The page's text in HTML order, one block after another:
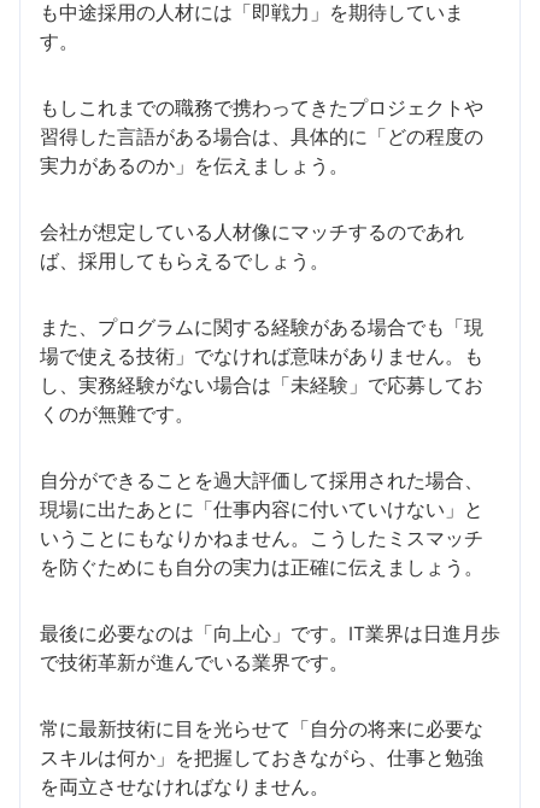
も中途採用の人材には「即戦力」を期待していま
す。
もしこれまでの職務で携わってきたプロジェクトや
習得した言語がある場合は、具体的に「どの程度の
実力があるのか」を伝えましょう。
会社が想定している人材像にマッチするのであれ
ば、採用してもらえるでしょう。
また、プログラムに関する経験がある場合でも「現
場で使える技術」でなければ意味がありません。も
し、実務経験がない場合は「未経験」で応募してお
くのが無難です。
自分ができることを過大評価して採用された場合、
現場に出たあとに「仕事内容に付いていけない」と
いうことにもなりかねません。こうしたミスマッチ
を防ぐためにも自分の実力は正確に伝えましょう。
最後に必要なのは「向上心」です。IT業界は日進月歩
で技術革新が進んでいる業界です。
常に最新技術に目を光らせて「自分の将来に必要な
スキルは何か」を把握しておきながら、仕事と勉強
を両立させなければなりません。